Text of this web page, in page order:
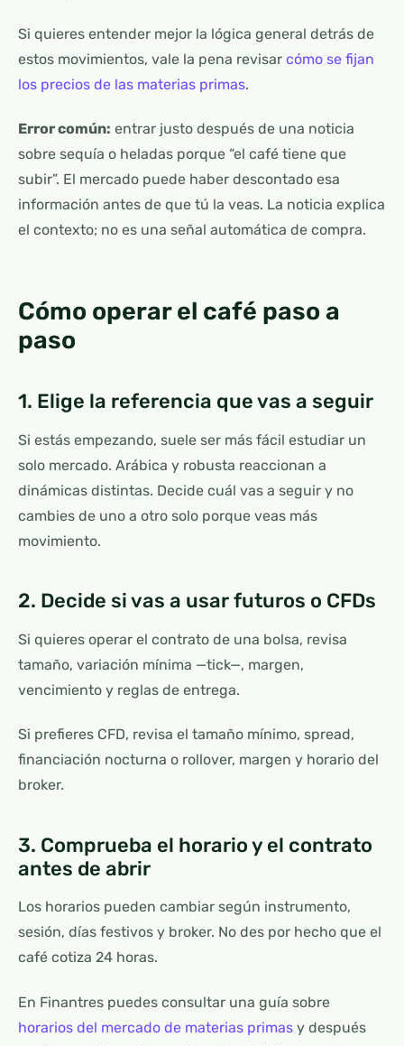
Si quieres entender mejor la lógica general detrás de
estos movimientos, vale la pena revisar cómo se fijan
los precios de las materias primas.
Error común: entrar justo después de una noticia
sobre sequía o heladas porque “el café tiene que
subir”. El mercado puede haber descontado esa
información antes de que tú la veas. La noticia explica
el contexto; no es una señal automática de compra.
Cómo operar el café paso a
paso
1. Elige la referencia que vas a seguir
Si estás empezando, suele ser más fácil estudiar un
solo mercado. Arábica y robusta reaccionan a
dinámicas distintas. Decide cuál vas a seguir y no
cambies de uno a otro solo porque veas más
movimiento.
2. Decide si vas a usar futuros o CFDs
Si quieres operar el contrato de una bolsa, revisa
tamaño, variación mínima —tick—, margen,
vencimiento y reglas de entrega.
Si prefieres CFD, revisa el tamaño mínimo, spread,
financiación nocturna o rollover, margen y horario del
broker.
3. Comprueba el horario y el contrato
antes de abrir
Los horarios pueden cambiar según instrumento,
sesión, días festivos y broker. No des por hecho que el
café cotiza 24 horas.
En Finantres puedes consultar una guía sobre
horarios del mercado de materias primas y después